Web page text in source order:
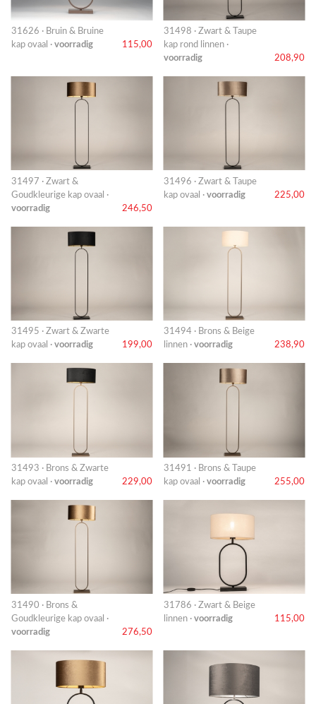
31626 · Bruin & Bruine
kap ovaal · voorradig 115,00
31498 · Zwart & Taupe
kap rond linnen ·
voorradig
208,90
31497 · Zwart &
Goudkleurige kap ovaal ·
voorradig
246,50
31496 · Zwart & Taupe
kap ovaal · voorradig 225,00
31495 · Zwart & Zwarte
kap ovaal · voorradig 199,00
31494 · Brons & Beige
linnen · voorradig 238,90
31493 · Brons & Zwarte
kap ovaal · voorradig 229,00
31491 · Brons & Taupe
kap ovaal · voorradig 255,00
31490 · Brons &
Goudkleurige kap ovaal ·
voorradig
276,50
31786 · Zwart & Beige
linnen · voorradig 115,00